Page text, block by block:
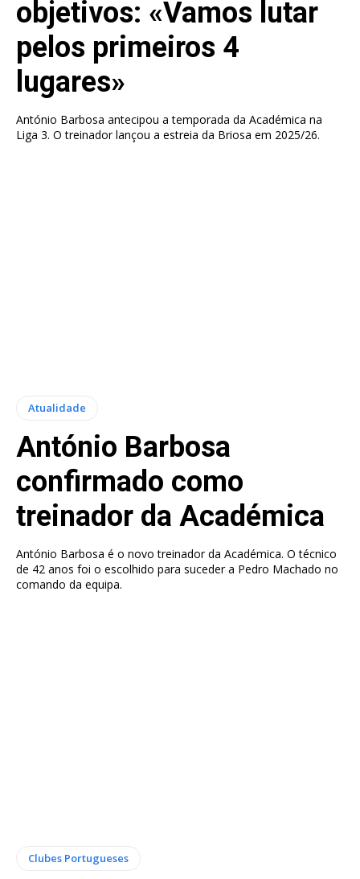
objetivos: «Vamos lutar
pelos primeiros 4
lugares»
António Barbosa antecipou a temporada da Académica na
Liga 3. O treinador lançou a estreia da Briosa em 2025/26.
Atualidade
António Barbosa
confirmado como
treinador da Académica
António Barbosa é o novo treinador da Académica. O técnico
de 42 anos foi o escolhido para suceder a Pedro Machado no
comando da equipa.
Clubes Portugueses